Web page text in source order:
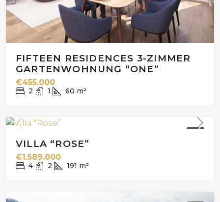
FIFTEEN RESIDENCES 3-ZIMMER
GARTENWOHNUNG “ONE”
€455.000
2 1 60 m²
KAUF
VILLA “ROSE”
€1.589.000
4 2 191 m²